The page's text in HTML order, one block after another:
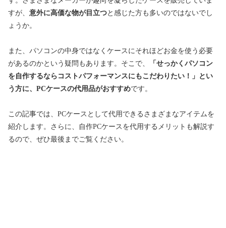
すが、 意外に高価な物が目立つと感じた方も多いのではないでし
ょうか。
また、パソコンの中身ではなくケースにそれほどお金を使う必要
があるのかという疑問もあります。そこで、
「せっかくパソコン
を自作するならコストパフォーマンスにもこだわりたい！」とい
う方に、PCケースの代用品がおすすめです。
この記事では、PCケースとして代用できるさまざまなアイテムを
紹介します。さらに、自作PCケースを代用するメリットも解説す
るので、ぜひ最後までご覧ください。